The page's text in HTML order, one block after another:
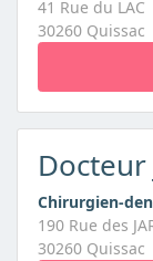
41 Rue du LAC
30260 Quissac
Docteur
Chirurgien-
190 Rue des
30260 Quissac